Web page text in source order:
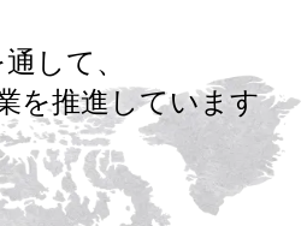
通して、
を推進しています